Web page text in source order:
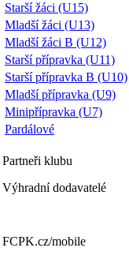
Starší žáci (U15)
Mladší žáci (U13)
Mladší žáci B (U12)
Starší přípravka (U11)
Starší přípravka B (U10)
Mladší přípravka (U9)
Minipřípravka (U7)
Pardálové
Partneři klubu
Výhradní dodavatelé
FCPK.cz/mobile